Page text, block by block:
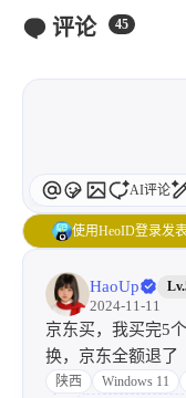
评论 45
AI评论
使用HeoID登录发
HaoUp
2024-11-11
京东买，我买完5
换，京东全额退了
陕西 Windows 11